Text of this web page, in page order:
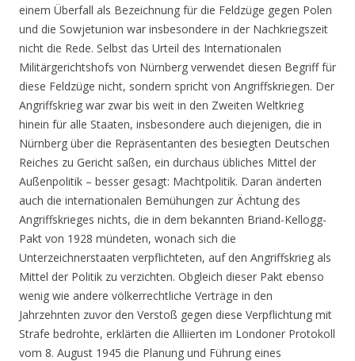
einem Überfall als Bezeichnung für die Feldzüge gegen Polen
und die Sowjetunion war insbesondere in der Nachkriegszeit
nicht die Rede. Selbst das Urteil des Internationalen
Militärgerichtshofs von Nürnberg verwendet diesen Begriff für
diese Feldzüge nicht, sondern spricht von Angriffskriegen. Der
Angriffskrieg war zwar bis weit in den Zweiten Weltkrieg
hinein für alle Staaten, insbesondere auch diejenigen, die in
Nürnberg über die Repräsentanten des besiegten Deutschen
Reiches zu Gericht saßen, ein durchaus übliches Mittel der
Außenpolitik – besser gesagt: Machtpolitik. Daran änderten
auch die internationalen Bemühungen zur Ächtung des
Angriffskrieges nichts, die in dem bekannten Briand-Kellogg-
Pakt von 1928 mündeten, wonach sich die
Unterzeichnerstaaten verpflichteten, auf den Angriffskrieg als
Mittel der Politik zu verzichten. Obgleich dieser Pakt ebenso
wenig wie andere völkerrechtliche Verträge in den
Jahrzehnten zuvor den Verstoß gegen diese Verpflichtung mit
Strafe bedrohte, erklärten die Alliierten im Londoner Protokoll
vom 8. August 1945 die Planung und Führung eines